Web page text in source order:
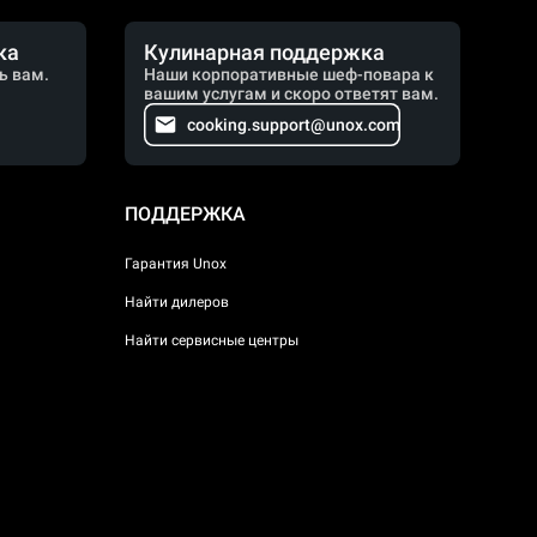
вам.
Кулинарная поддержка
Наши корпоративные шеф-повара к
вашим услугам и скоро ответят вам.
cooking.support@unox.com
ПОДДЕРЖКА
Гарантия Unox
Найти дилеров
Найти сервисные центры